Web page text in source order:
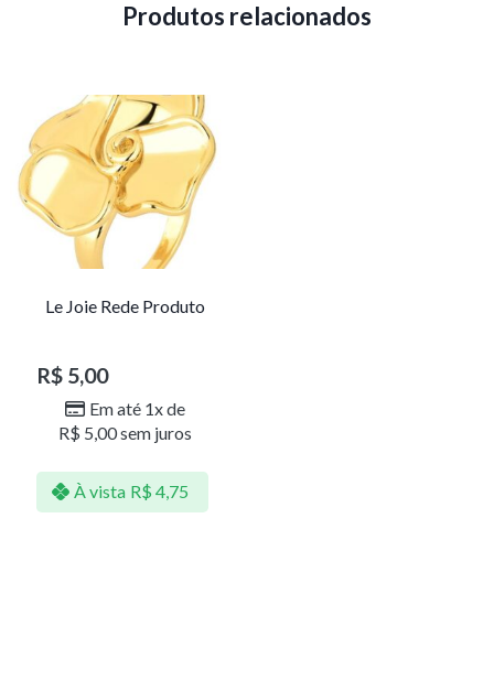
Produtos relacionados
Le Joie Rede Produto
R$ 5,00
Em até 1x de
R$ 5,00sem juros
À vista R$ 4,75